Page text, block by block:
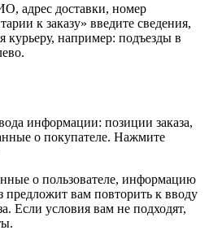
адрес доставки, номер
к заказу» введите сведения,
курьеру, например: подъезды в
информации: позиции заказа,
о покупателе. Нажмите
о пользователе, информацию
предложит вам повторить к вводу
Если условия вам не подходят,